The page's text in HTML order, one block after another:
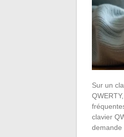
Sur un
clavier
demande